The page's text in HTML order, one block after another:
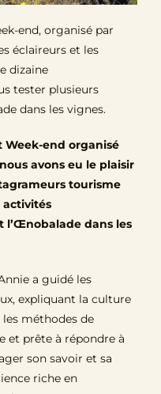
end, organisé par
éclaireurs et les
dizaine
tester plusieurs
dans les vignes.
Week-end organisé
avons eu le plaisir
tourisme
activités
dans les
a guidé les
expliquant la culture
méthodes de
et prête à répondre à
son savoir et sa
riche en